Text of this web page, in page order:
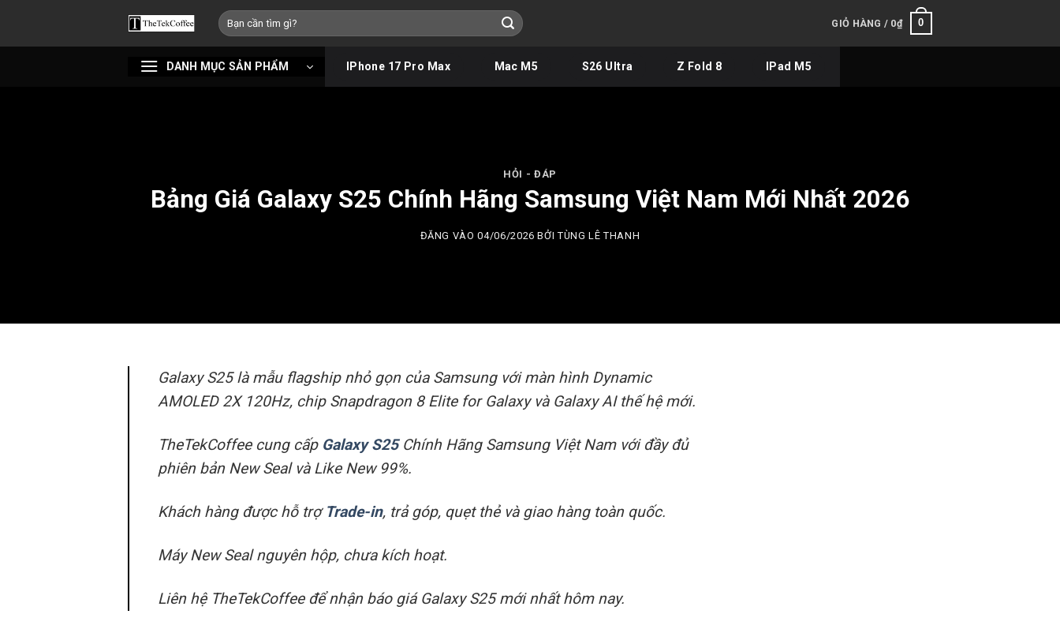
nội
Tìm
kiếm:
GIỎ HÀNG / 0₫ 0
DANH MỤC SẢN PHẨM IPhone 17 Pro Max Mac M5 S26 Ultra Z Fold 8 IPad M5
HỎI - ĐÁP
Bảng Giá Galaxy S25 Chính Hãng Samsung Việt Nam Mới Nhất 2026
ĐĂNG VÀO04/06/2026 BỞITÙNG LÊ THANH
Galaxy S25 là mẫu flagship nhỏ gọn của Samsung với màn hình Dynamic
AMOLED 2X 120Hz, chip Snapdragon 8 Elite for Galaxy và Galaxy AI thế hệ mới.
TheTekCoffee cung cấp Galaxy S25Chính Hãng Samsung Việt Nam với đầy đủ
phiên bản New Seal và Like New 99%.
Khách hàng được hỗ trợ Trade-in, trả góp, quẹt thẻ và giao hàng toàn quốc.
Máy New Seal nguyên hộp, chưa kích hoạt.
Liên hệ TheTekCoffee để nhận báo giá Galaxy S25 mới nhất hôm nay.